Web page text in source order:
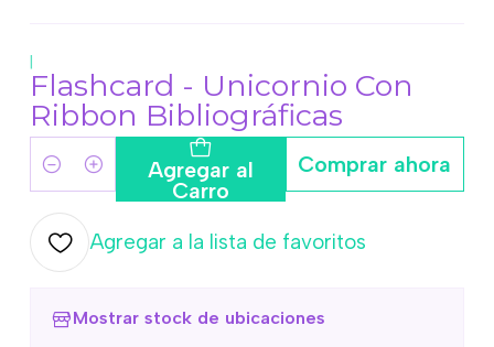
|
Flashcard - Unicornio Con
Ribbon Bibliográficas
Cantidad Agregar al
Carro
Comprar ahora
Agregar a la lista de favoritos
Mostrar stock de ubicaciones